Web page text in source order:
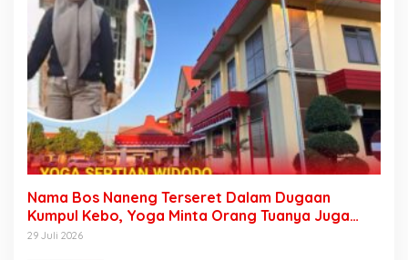
Nama Bos Naneng Terseret Dalam Dugaan
Kumpul Kebo, Yoga Minta Orang Tuanya Juga
Dipanggil Polisi
29 Juli 2026